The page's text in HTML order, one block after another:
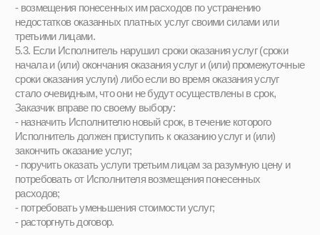
9. Конфиденциальность
9.1. Стороны договорились сохранять в режиме
конфиденциальности любые сведения, полученные одной
Стороной в отношении другой в ходе исполнения настоящего
поручения.
9.2. Режим конфиденциальности распространяется на любую
иную информацию, которую любая из Сторон идентифицирует
как конфиденциальную до или сразу после ее предоставления
другой Стороне.
9.3. К информации, признаваемой в соответствии с настоящей
офертой конфиденциальной, не могут относиться сведения,
являющиеся в соответствии с требованиями российского
законодательства общедоступными.
9.4. Обязательства о конфиденциальности сохраняют силу в
течение 2-х лет после истечения срока действия или
расторжения договора возмездного оказания услуг.
9.5. За нарушение режима конфиденциальности Сторона,
Стороне возникшие у нее в связи с этим нарушением
понесенные прямые убытки.
10. Срок действия публичной оферты